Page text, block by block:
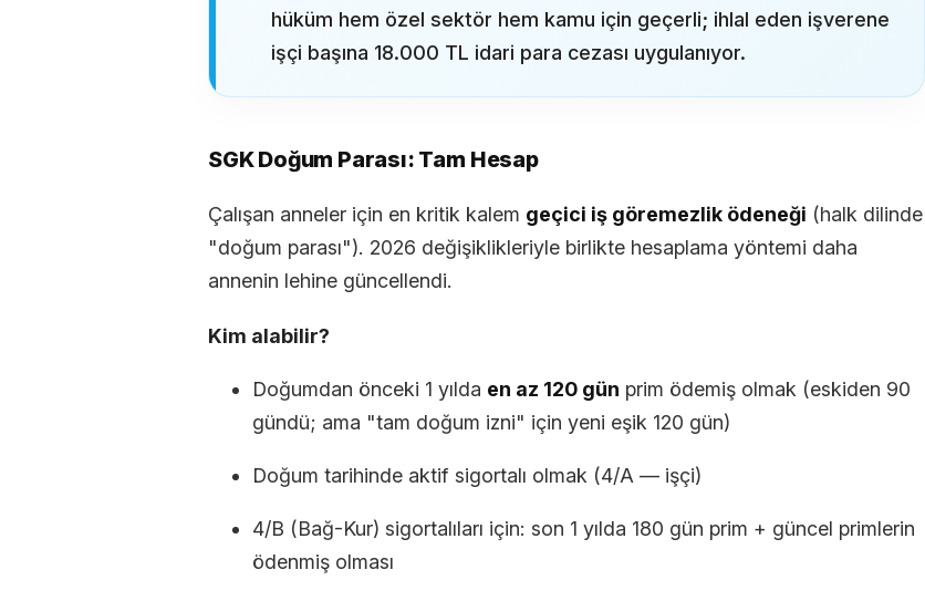
hüküm hem özel sektör hem kamu için geçerli; ihlal eden işverene
işçi başına 18.000 TL idari para cezası uygulanıyor.
SGK Doğum Parası: Tam Hesap
Çalışan anneler için en kritik kalem geçici iş göremezlik ödeneği (halk dilinde
"doğum parası"). 2026 değişiklikleriyle birlikte hesaplama yöntemi daha
annenin lehine güncellendi.
Kim alabilir?
Doğumdan önceki 1 yılda en az 120 gün prim ödemiş olmak (eskiden 90
gündü; ama "tam doğum izni" için yeni eşik 120 gün)
Doğum tarihinde aktif sigortalı olmak (4/A — işçi)
4/B (Bağ-Kur) sigortalıları için: son 1 yılda 180 gün prim + güncel primlerin
ödenmiş olması